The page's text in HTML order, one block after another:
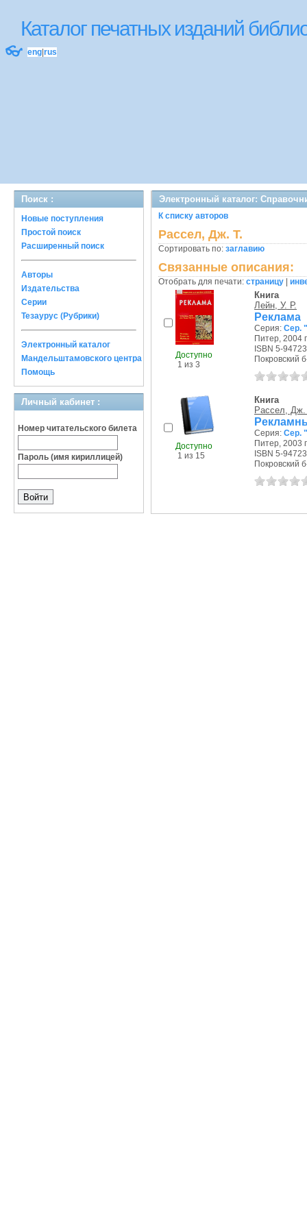
Каталог печатных изданий
👓 eng rus
Поиск :
Новые поступления
Простой поиск
Расширенный поиск
Авторы
Издательства
Серии
Тезаурус (Рубрики)
Электронный каталог
Мандельштамовского центра
Помощь
Личный кабинет :
Номер читательского билета
Пароль (имя кириллицей)
Электронный каталог:
К списку авторов
Рассел, Дж. Т.
Сортировать по: заглавию
Связанные описания:
Отобрать для печати: страницу
Доступно
1 из 3
Книга
Лейн, У. Р.
Реклама
Серия: Сер.
Питер, 2004
ISBN 5-
Покровский
Доступно
1 из 15
Книга
Рассел,
Серия: Сер.
Питер, 2003
ISBN 5-
Покровский